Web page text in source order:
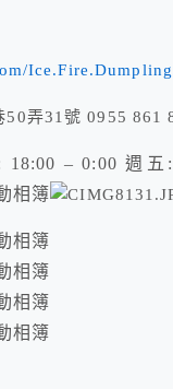
50弄31號 0955 861
– 0:00 週五